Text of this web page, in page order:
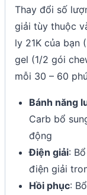
Thay đổi số
giải tùy thuộc
ly 21K của bạn
gel (1/2 gói
mỗi 30 – 60
Bánh năng
Carb bổ
động
Điện giải:
điện giải
Hồi phục: